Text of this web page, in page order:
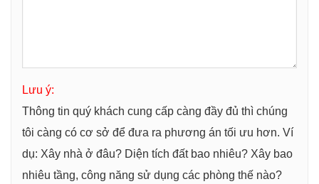
Lưu ý:
Thông tin quý khách cung cấp càng đầy đủ thì chúng
tôi càng có cơ sở để đưa ra phương án tối ưu hơn. Ví
dụ: Xây nhà ở đâu? Diện tích đất bao nhiêu? Xây bao
nhiêu tầng, công năng sử dụng các phòng thế nào?